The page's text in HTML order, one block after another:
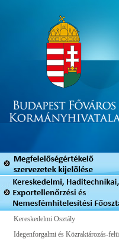
Kereskedelmi Osztály
Idegenforgalmi és Közraktározás-